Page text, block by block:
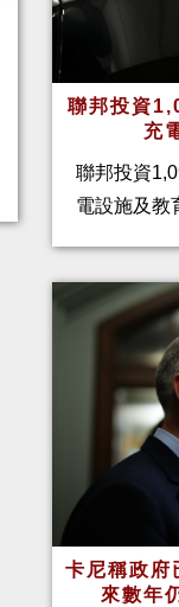
聯邦投資
充
聯邦投資
電設施及教
卡尼稱政府
來數年